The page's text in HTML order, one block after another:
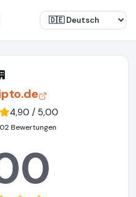
4,90 / 5,00
Bewertungen